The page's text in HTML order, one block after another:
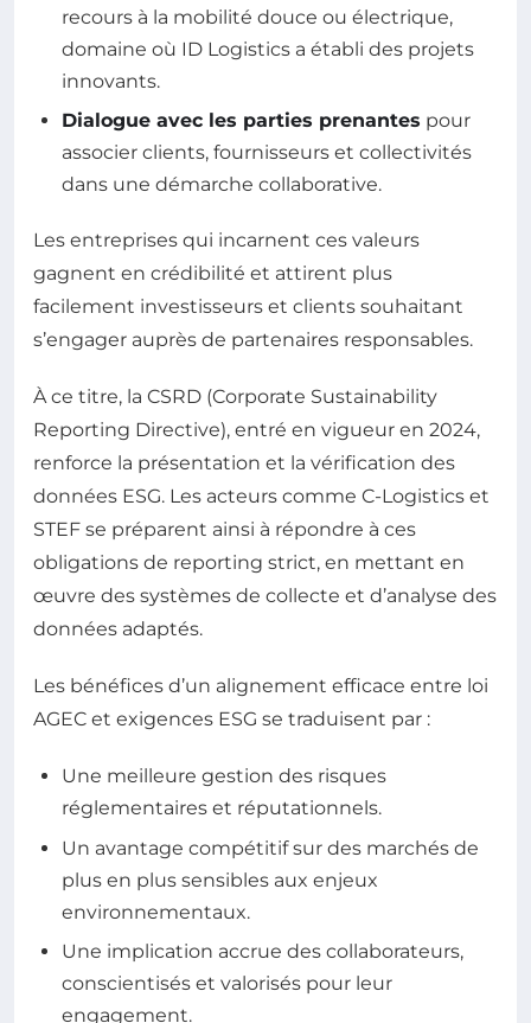
recours à la mobilité douce ou électrique,
domaine où ID Logistics a établi des projets
innovants.
Dialogue avec les parties prenantes pour
associer clients, fournisseurs et collectivités
dans une démarche collaborative.
Les entreprises qui incarnent ces valeurs
gagnent en crédibilité et attirent plus
facilement investisseurs et clients souhaitant
s’engager auprès de partenaires responsables.
À ce titre, la CSRD (Corporate Sustainability
Reporting Directive), entré en vigueur en 2024,
renforce la présentation et la vérification des
données ESG. Les acteurs comme C-Logistics et
STEF se préparent ainsi à répondre à ces
obligations de reporting strict, en mettant en
œuvre des systèmes de collecte et d’analyse des
données adaptés.
Les bénéfices d’un alignement efficace entre loi
AGEC et exigences ESG se traduisent par :
Une meilleure gestion des risques
réglementaires et réputationnels.
Un avantage compétitif sur des marchés de
plus en plus sensibles aux enjeux
environnementaux.
Une implication accrue des collaborateurs,
conscientisés et valorisés pour leur
engagement.